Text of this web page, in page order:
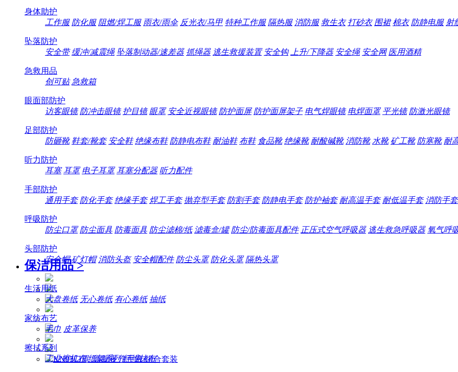
身体助护
工作服 防化服 阻燃/焊工服 雨衣/雨伞 反光衣/马甲 特种工作服 隔热服 消防服 救生衣 打砂衣 围裙 棉衣 防静电服 射
坠落防护
安全带 缓冲/减震绳 坠落制动器/速差器 抓绳器 逃生救援装置 安全钩 上升/下降器 安全绳 安全网 医用酒精
急救用品
创可贴 急救箱
眼面部防护
访客眼镜 防冲击眼镜 护目镜 眼罩 安全近视眼镜 防护面屏 防护面屏架子 电气焊眼镜 电焊面罩 平光镜 防激光眼镜
足部防护
防砸靴 鞋套/靴套 安全鞋 绝缘布鞋 防静电布鞋 耐油鞋 布鞋 食品靴 绝缘靴 耐酸碱靴 消防靴 水靴 矿工靴 防寒靴 耐
听力防护
耳塞 耳罩 电子耳罩 耳塞分配器 听力配件
手部防护
通用手套 防化手套 绝缘手套 焊工手套 抛弃型手套 防割手套 防静电手套 防护袖套 耐高温手套 耐低温手套 消防手套
呼吸防护
防尘口罩 防尘面具 防毒面具 防尘滤棉/纸 滤毒盒/罐 防尘/防毒面具配件 正压式空气呼吸器 逃生救急呼吸器 氧气呼
头部防护
安全帽 矿灯帽 消防头盔 安全帽配件 防尘头罩 防化头罩 隔热头罩
保洁用品 >
生活用纸
大盘卷纸 无心卷纸 有心卷纸 抽纸
家纺布艺
毛巾 皮革保养
擦拭系列
工业擦机布 纸架系列 纤维抹布